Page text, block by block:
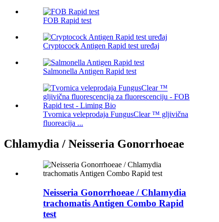
FOB Rapid test
Cryptocock Antigen Rapid test uređaj
Salmonella Antigen Rapid test
Tvornica veleprodaja FungusClear ™ gljivična
fluoreacija ...
Chlamydia / Neisseria Gonorrhoeae
Neisseria Gonorrhoeae / Chlamydia
trachomatis Antigen Combo Rapid
test